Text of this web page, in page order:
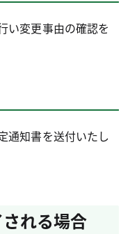
い変更事由の確認を
通知書を送付いたし
される場合